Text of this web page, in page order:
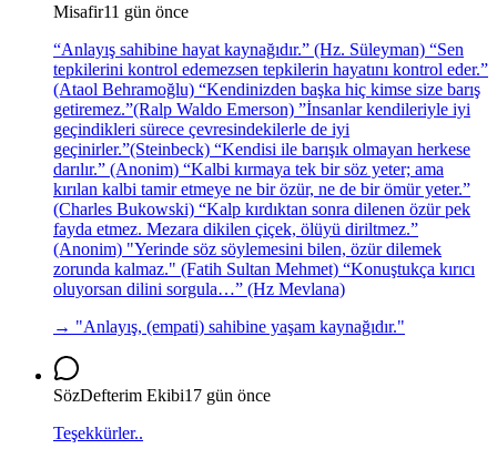
Misafir11 gün önce
“Anlayış sahibine hayat kaynağıdır.” (Hz. Süleyman) “Sen
tepkilerini kontrol edemezsen tepkilerin hayatını kontrol eder.”
(Ataol Behramoğlu) “Kendinizden başka hiç kimse size barış
getiremez.”(Ralp Waldo Emerson) ”İnsanlar kendileriyle iyi
geçindikleri sürece çevresindekilerle de iyi
geçinirler.”(Steinbeck) “Kendisi ile barışık olmayan herkese
darılır.” (Anonim) “Kalbi kırmaya tek bir söz yeter; ama
kırılan kalbi tamir etmeye ne bir özür, ne de bir ömür yeter.”
(Charles Bukowski) “Kalp kırdıktan sonra dilenen özür pek
fayda etmez. Mezara dikilen çiçek, ölüyü diriltmez.”
(Anonim) "Yerinde söz söylemesini bilen, özür dilemek
zorunda kalmaz." (Fatih Sultan Mehmet) “Konuştukça kırıcı
oluyorsan dilini sorgula…” (Hz Mevlana)
→ "Anlayış, (empati) sahibine yaşam kaynağıdır."
SözDefterim Ekibi17 gün önce
Teşekkürler..